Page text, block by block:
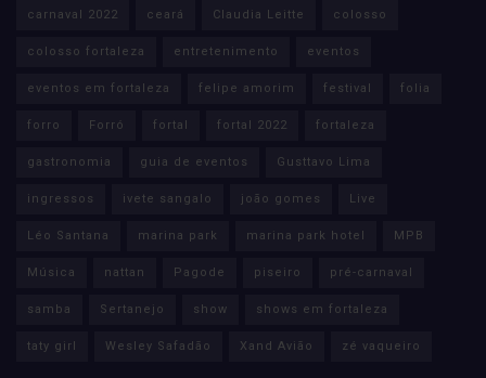
carnaval 2022 ceará Claudia Leitte colosso
colosso fortaleza entretenimento eventos
eventos em fortaleza felipe amorim festival folia
forro Forró fortal fortal 2022 fortaleza
gastronomia guia de eventos Gusttavo Lima
ingressos ivete sangalo joão gomes Live
Léo Santana marina park marina park hotel MPB
Música nattan Pagode piseiro pré-carnaval
samba Sertanejo show shows em fortaleza
taty girl Wesley Safadão Xand Avião zé vaqueiro